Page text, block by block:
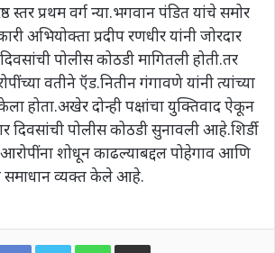
स्तर प्रथम वर्ग न्या.भगवान पंडित यांचे समोर
अभियोक्ता प्रदीप रणधीर यांनी जोरदार
पोलीस कोठडी मागितली होती.तर
वतीने ऍड.नितीन गंगावणे यांनी त्यांच्या
होता.अखेर दोन्ही पक्षांचा युक्तिवाद ऐकून
दिवसांची पोलीस कोठडी सुनावली आहे.शिर्डी
शोधून काढल्याबद्दल पोहेगाव आणि
समाधान व्यक्त केले आहे.
WhatsAppShare via Email